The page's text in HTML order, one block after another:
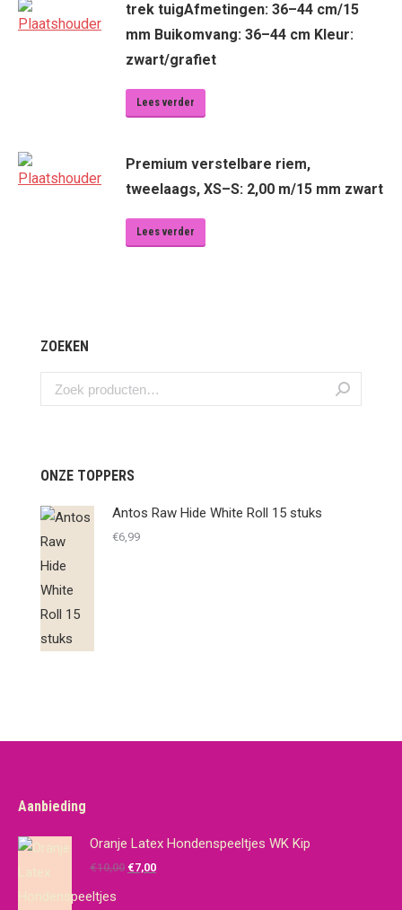
trek tuigAfmetingen: 36–44 cm/15
mm Buikomvang: 36–44 cm Kleur:
zwart/grafiet
Lees verder
Premium verstelbare riem,
tweelaags, XS–S: 2,00 m/15 mm zwart
Lees verder
ZOEKEN
ONZE TOPPERS
Antos Raw Hide White Roll 15 stuks
€6,99
Aanbieding
Oranje Latex Hondenspeeltjes WK Kip
€10,00 Oorspronkelijke
€7,00Huidige